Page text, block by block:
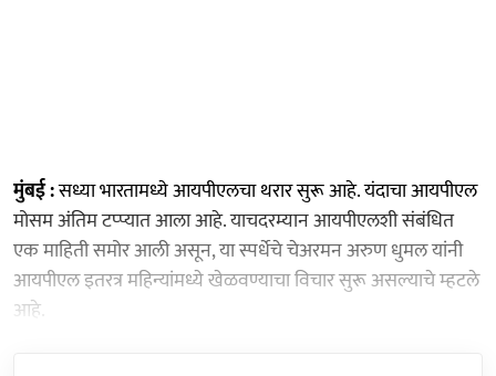
मुंबई :सध्या भारतामध्ये आयपीएलचा थरार सुरू आहे. यंदाचा आयपीएल
मोसम अंतिम टप्प्यात आला आहे. याचदरम्यान आयपीएलशी संबंधित
एक माहिती समोर आली असून, या स्पर्धेचे चेअरमन अरुण धुमल यांनी
आयपीएल इतरत्र महिन्यांमध्ये खेळवण्याचा विचार सुरू असल्याचे म्हटले
आहे.